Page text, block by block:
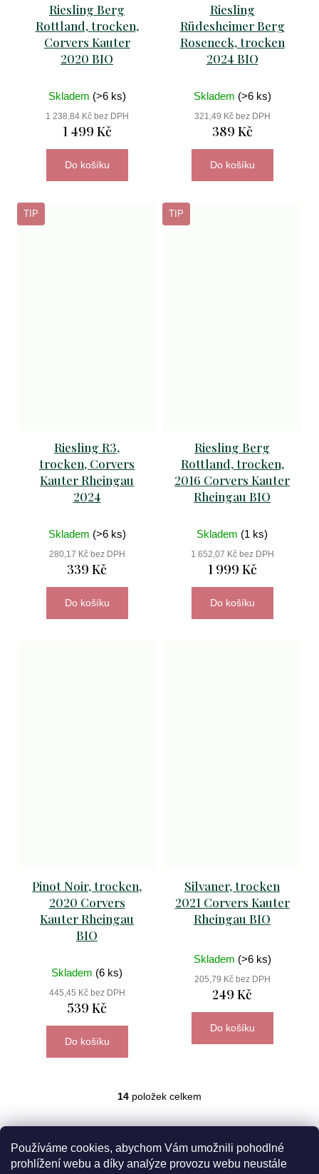
Používáme cookies, abychom Vám umožnili pohodlné
prohlížení webu a díky analýze provozu webu neustále
Riesling Berg
Rottland, trocken,
Corvers Kauter
2020 BIO
Skladem (>6 ks)
1 238,84 Kč bez DPH
1 499 Kč
Do košíku
Riesling
Rüdesheimer Berg
Roseneck, trocken
2024 BIO
Skladem (>6 ks)
321,49 Kč bez DPH
389 Kč
Do košíku
TIP
Riesling R3,
trocken, Corvers
Kauter Rheingau
2024
Skladem (>6 ks)
280,17 Kč bez DPH
339 Kč
Do košíku
TIP
Riesling Berg
Rottland, trocken,
2016 Corvers Kauter
Rheingau BIO
Skladem (1 ks)
1 652,07 Kč bez DPH
1 999 Kč
Do košíku
Pinot Noir, trocken,
2020 Corvers
Kauter Rheingau
BIO
Skladem (6 ks)
445,45 Kč bez DPH
539 Kč
Do košíku
Silvaner, trocken
2021 Corvers Kauter
Rheingau BIO
Skladem (>6 ks)
205,79 Kč bez DPH
249 Kč
Do košíku
O
v
á
d
14 položek celkem